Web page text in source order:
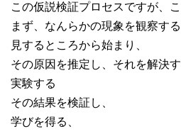
この仮説検証プロセスですが、こ
まず、なんらかの現象を観察す
見するところから始まり、
その原因を推定し、それを解決
実験する
その結果を検証し、
学びを得る、